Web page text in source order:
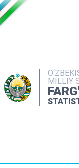
MILLIY